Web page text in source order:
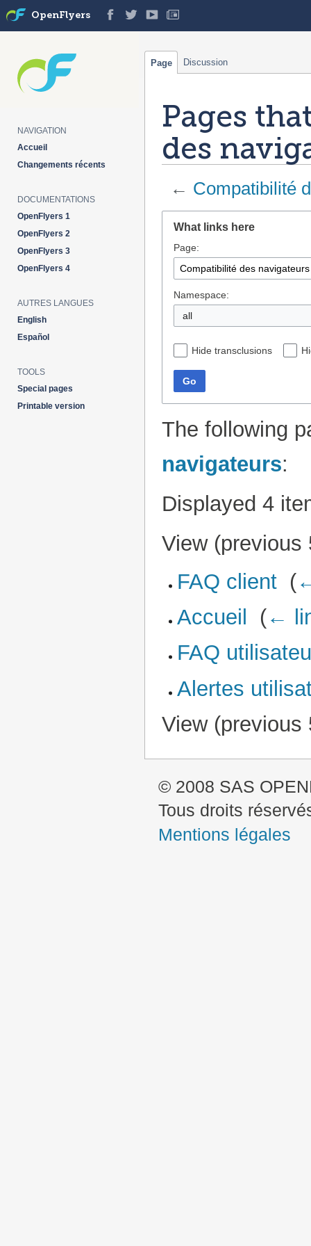
Pages
des
← Compatibilité
navigation
search
What links here
Page:
Namespace:
all
Hide transclusions
Go
The following
navigateurs:
Displayed 4
View (previous
FAQ client (
Accueil
(←
FAQ
Alertes
View (previous
Page Discussion
OpenFlyers
NAVIGATION
Accueil
Changements récents
DOCUMENTATIONS
OpenFlyers 1
OpenFlyers 2
OpenFlyers 3
OpenFlyers 4
AUTRES LANGUES
English
Español
TOOLS
Special pages
Printable version
© 2008 SAS
Tous droits
Mentions légales